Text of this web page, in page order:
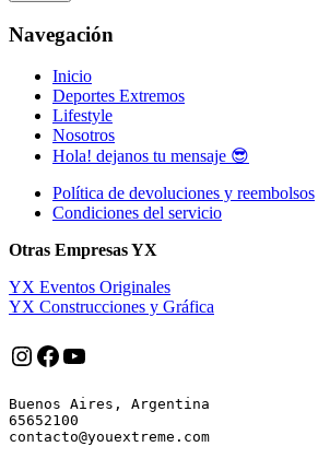
Navegación
Inicio
Deportes Extremos
Lifestyle
Nosotros
Hola! dejanos tu mensaje 😎
Política de devoluciones y reembolsos
Condiciones del servicio
Otras Empresas YX
YX Eventos Originales
YX Construcciones y Gráfica
Instagram
Facebook
YouTube
Buenos Aires, Argentina
65652100